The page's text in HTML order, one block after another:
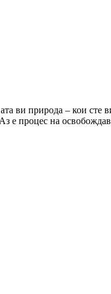
ви природа – кои
е процес на